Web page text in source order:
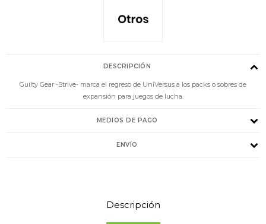
DESCRIPCIÓN
Guilty Gear -Strive- marca el regreso de UniVersus a los packs o sobres de
expansión para juegos de lucha.
MEDIOS DE PAGO
ENVÍO
Descripción